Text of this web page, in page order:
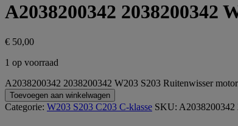
A2038200342 2038200342
€ 50,00
1 op voorraad
A2038200342 2038200342 W203 S203 Ruitenwisser
Toevoegen aan winkelwagen
Categorie: W203 S203 C203 C-klasse SKU: A2038200342